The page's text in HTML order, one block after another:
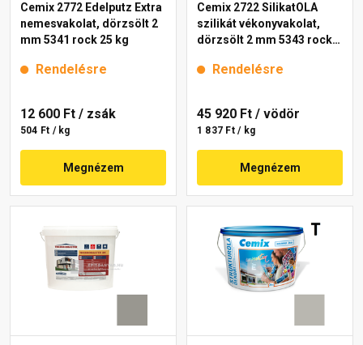
Cemix 2772 Edelputz Extra
nemesvakolat, dörzsölt 2
mm 5341 rock 25 kg
Rendelésre
12 600 Ft / zsák
504 Ft / kg
Megnézem
Cemix 2722 SilikatOLA
szilikát vékonyvakolat,
dörzsölt 2 mm 5343 rock
Rendelésre
45 920 Ft / vödör
1 837 Ft / kg
Megnézem